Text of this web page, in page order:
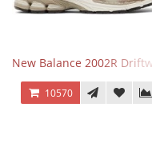
New Balance 2002R
10570